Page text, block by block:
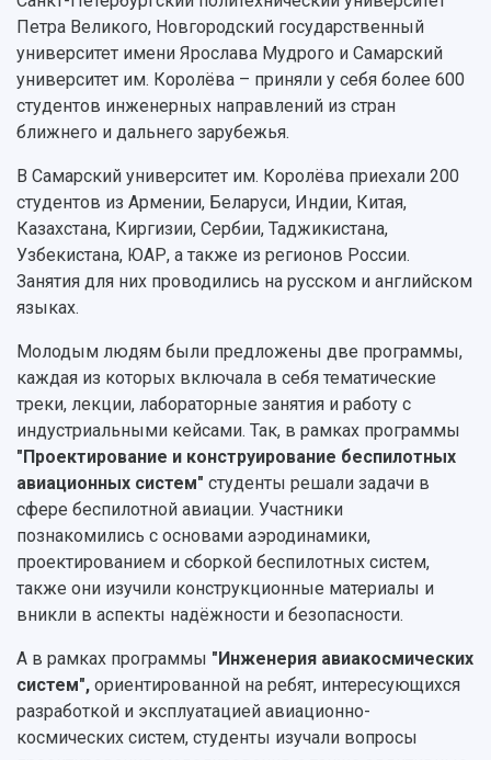
Общественные организации
Институт искусственного интеллекта
Инжиниринговый центр
Аграрный карбоновый полигон
Архив
Фирменный стиль
Устойчивое развитие
Кампус
3D-тур по университету
Учебный аэродром
Центр истории авиационных двигателей
Ботанический сад
Умный дом бабочек
Международный межвузовский кампус
Сведения об образовательной организации
Официальные документы
Платные образовательные услуги
Скидки на обучение
Подготовительные курсы
Библиотека
Видеолекции
Противодействие COVID-19
Результаты научно-исследовательской
деятельности
Научно-технические разработки
Конкурсы научных проектов и грантов
Областной конкурс "Молодой учёный"
Отчеты о научно-исследовательской
деятельности
Журналы Самарского университета
Научные конференции
Патенты
Публикации и издания
Петра Великого, Новгородский государственный
университет имени Ярослава Мудрого и Самарский
университет им. Королёва – приняли у себя более 600
студентов инженерных направлений из стран
ближнего и дальнего зарубежья.
В Самарский университет им. Королёва приехали 200
студентов из Армении, Беларуси, Индии, Китая,
Казахстана, Киргизии, Сербии, Таджикистана,
Узбекистана, ЮАР, а также из регионов России.
Занятия для них проводились на русском и английском
языках.
Молодым людям были предложены две программы,
каждая из которых включала в себя тематические
треки, лекции, лабораторные занятия и работу с
индустриальными кейсами. Так, в рамках программы
"Проектирование и конструирование беспилотных
авиационных систем" студенты решали задачи в
сфере беспилотной авиации. Участники
познакомились с основами аэродинамики,
проектированием и сборкой беспилотных систем,
также они изучили конструкционные материалы и
вникли в аспекты надёжности и безопасности.
А в рамках программы "Инженерия авиакосмических
систем", ориентированной на ребят, интересующихся
разработкой и эксплуатацией авиационно-
космических систем, студенты изучали вопросы